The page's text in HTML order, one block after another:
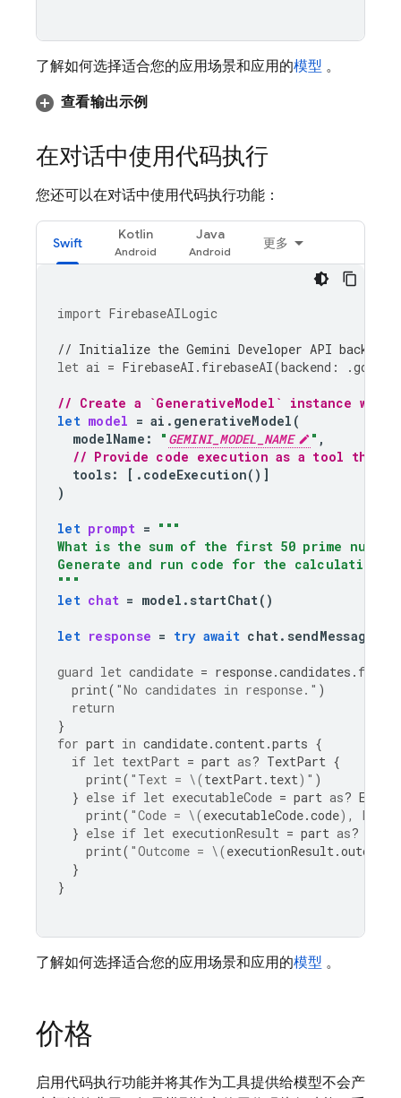
了解如何选择适合您的应用场景和应用的模型 。
查看输出示例
在对话中使用代码执行
您还可以在对话中使用代码执行功能：
Swift
Kotlin Java
更多
import FirebaseAILogic
// Initialize the Gemini Developer API backend
let ai = FirebaseAI . firebaseAI(backend : .
// Create a `GenerativeModel` instance with
let model = ai . generativeModel (
modelName : " GEMINI_MODEL_NAME " ,
// Provide code execution as a tool that
tools: [. codeExecution()]
)
let prompt = """
What is the sum of the first 50 prime
Generate and run code for the calculation,
"""
let chat = model . startChat()
let response = try await chat. sendMessage
guard let candidate = response.candidates . first
print( "No candidates in response." )
return
}
for part in candidate.content.parts {
if let textPart = part as? TextPart {
print( "Text = \(textPart. text) " )
} else if let executableCode = part as?
print( "Code = \(executableCode.code) ,
} else if let executionResult = part as?
print( "Outcome = \(executionResult.outcome
}
}
了解如何选择适合您的应用场景和应用的模型 。
价格
启用代码执行功能并将其作为工具提供给模型不会产